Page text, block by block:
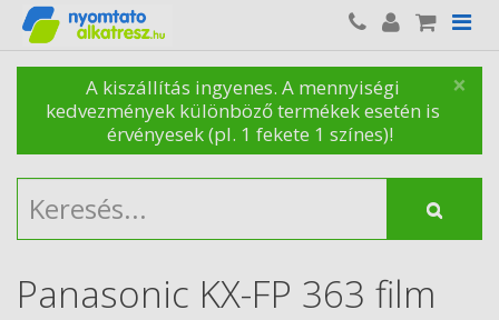
×
A kiszállítás ingyenes. A mennyiségi
kedvezmények különböző termékek esetén is
érvényesek (pl. 1 fekete 1 színes)!
Panasonic KX-FP 363 film